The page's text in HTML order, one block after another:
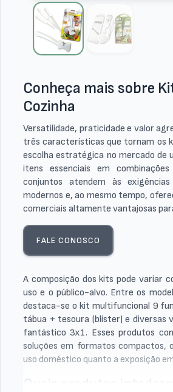
Conheça mais sobre
Cozinha
Versatilidade, praticidade e valor
três características que tornam os
escolha estratégica no mercado de
itens essenciais em
conjuntos atendem às
modernos e, ao mesmo tempo,
comerciais altamente vantajosas
FALE CONOSCO
A composição dos kits pode variar
uso e o público-alvo. Entre os
destaca-se o kit multifuncional 9
tábua + tesoura (blister) e diversas
fantástico 3x1. Esses produtos
soluções em formatos compactos,
uso doméstico quanto a exposição
Quais produtos